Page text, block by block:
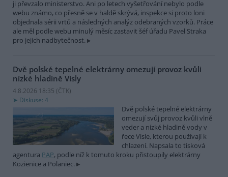
ji převzalo ministerstvo. Ani po letech vyšetřování nebylo podle
webu známo, co přesně se v haldě skrývá, inspekce si proto loni
objednala sérii vrtů a následných analýz odebraných vzorků. Práce
ale měl podle webu minulý měsíc zastavit šéf úřadu Pavel Straka
pro jejich nadbytečnost.
Dvě polské tepelné elektrárny omezují provoz kvůli
nízké hladině Visly
4.8.2026 18:35 (ČTK)
Diskuse: 4
Dvě polské tepelné elektrárny
omezují svůj provoz kvůli vlně
veder a nízké hladině vody v
řece Visle, kterou používají k
chlazení. Napsala to tisková
agentura PAP, podle níž k tomuto kroku přistoupily elektrárny
Kozienice a Polaniec.